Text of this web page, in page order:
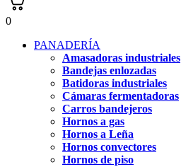
0
PANADERÍA
Amasadoras industriales
Bandejas enlozadas
Batidoras industriales
Cámaras fermentadoras
Carros bandejeros
Hornos a gas
Hornos a Leña
Hornos convectores
Hornos de piso